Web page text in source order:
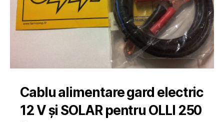
Cablu alimentare gard electric
12 V și SOLAR pentru OLLI 250